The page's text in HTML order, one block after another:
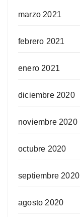
marzo 2021
febrero 2021
enero 2021
diciembre 2020
noviembre 2020
octubre 2020
septiembre 2020
agosto 2020